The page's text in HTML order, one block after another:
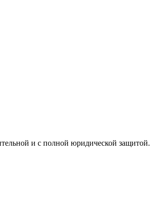
и с полной юридической защитой.